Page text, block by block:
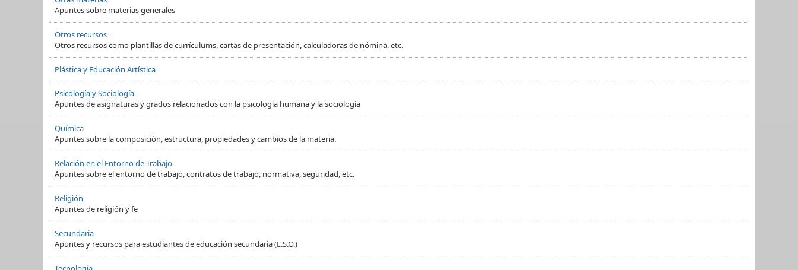
Apuntes sobre materias generales
Otros recursos
Otros recursos como plantillas de currículums, cartas de presentación, calculadoras de nómina, etc.
Plástica y Educación Artística
Psicología y Sociología
Apuntes de asignaturas y grados relacionados con la psicología humana y la sociología
Química
Apuntes sobre la composición, estructura, propiedades y cambios de la materia.
Relación en el Entorno de Trabajo
Apuntes sobre el entorno de trabajo, contratos de trabajo, normativa, seguridad, etc.
Religión
Apuntes de religión y fe
Secundaria
Apuntes y recursos para estudiantes de educación secundaria (E.S.O.)